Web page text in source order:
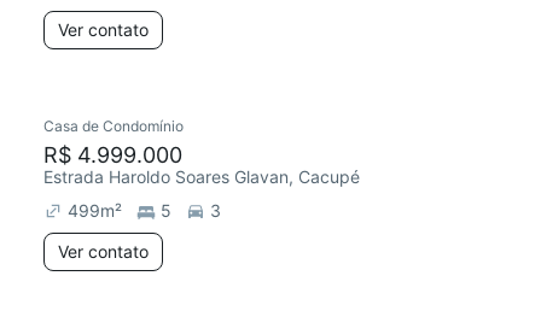
Ver contato
Casa de Condomínio
R$ 4.999.000
Estrada Haroldo Soares Glavan, Cacupé
499m² 5
3
Ver contato